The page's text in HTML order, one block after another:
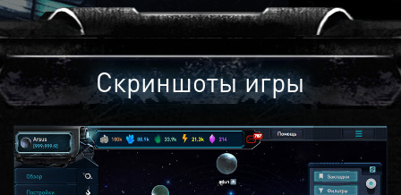
Скриншоты игры